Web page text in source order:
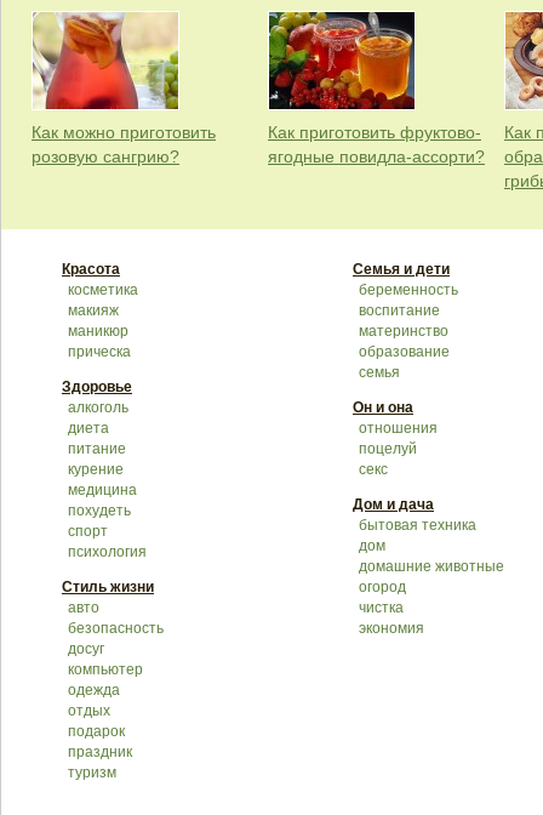
Как можно приготовить
розовую сангрию?
Как приготовить фруктово-
ягодные повидла-ассорти?
Как
Красота
косметика
макияж
маникюр
прическа
Здоровье
алкоголь
диета
питание
курение
медицина
похудеть
спорт
психология
Стиль жизни
авто
безопасность
досуг
компьютер
одежда
отдых
подарок
праздник
туризм
Семья и дети
беременность
воспитание
материнство
образование
семья
Он и она
отношения
поцелуй
секс
Дом и дача
бытовая техника
дом
домашние животные
огород
чистка
экономия